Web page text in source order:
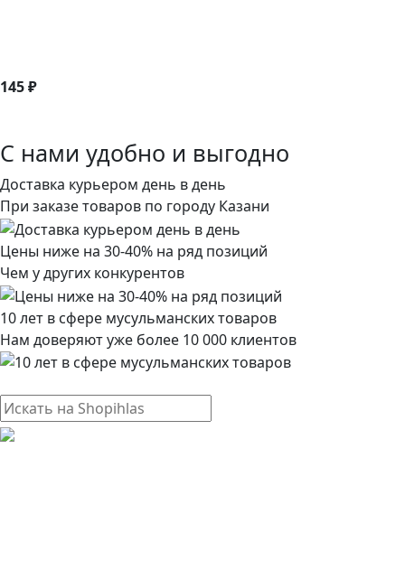
145 ₽
С нами удобно и выгодно
Доставка курьером день в день
При заказе товаров по городу Казани
Цены ниже на 30-40% на ряд позиций
Чем у других конкурентов
10 лет в сфере мусульманских товаров
Нам доверяют уже более 10 000 клиентов